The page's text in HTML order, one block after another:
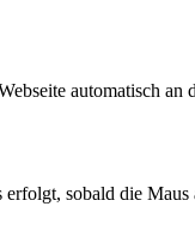
automatisch
sobald die